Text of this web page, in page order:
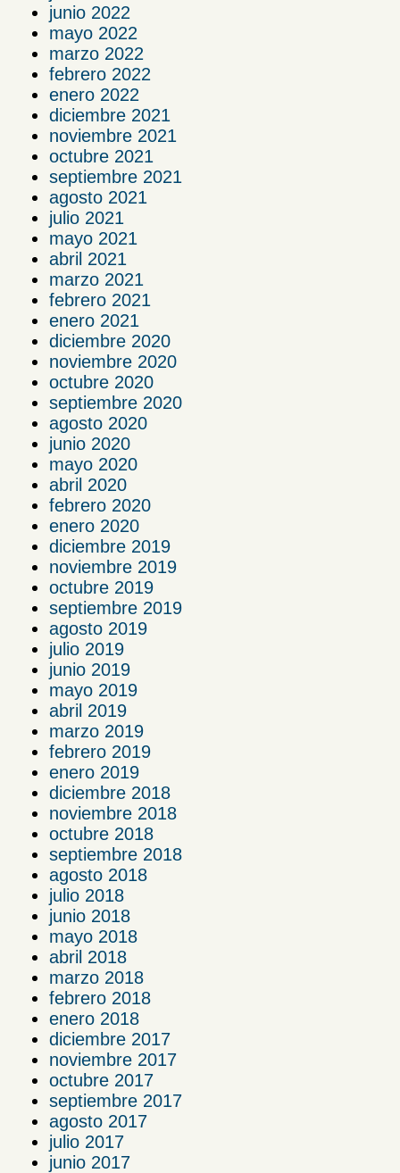
junio 2022
mayo 2022
marzo 2022
febrero 2022
enero 2022
diciembre 2021
noviembre 2021
octubre 2021
septiembre 2021
agosto 2021
julio 2021
mayo 2021
abril 2021
marzo 2021
febrero 2021
enero 2021
diciembre 2020
noviembre 2020
octubre 2020
septiembre 2020
agosto 2020
junio 2020
mayo 2020
abril 2020
febrero 2020
enero 2020
diciembre 2019
noviembre 2019
octubre 2019
septiembre 2019
agosto 2019
julio 2019
junio 2019
mayo 2019
abril 2019
marzo 2019
febrero 2019
enero 2019
diciembre 2018
noviembre 2018
octubre 2018
septiembre 2018
agosto 2018
julio 2018
junio 2018
mayo 2018
abril 2018
marzo 2018
febrero 2018
enero 2018
diciembre 2017
noviembre 2017
octubre 2017
septiembre 2017
agosto 2017
julio 2017
junio 2017